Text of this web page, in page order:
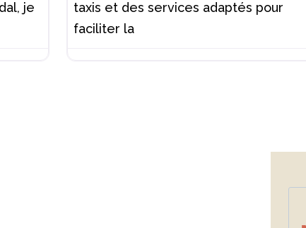
je
taxis et des services adaptés pour
faciliter la